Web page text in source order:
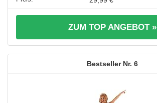
ZUM TOP ANGEBOT »
6